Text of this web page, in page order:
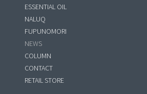
ESSENTIAL OIL
NALUQ
FUPUNOMORI
NEWS
COLUMN
CONTACT
RETAIL STORE